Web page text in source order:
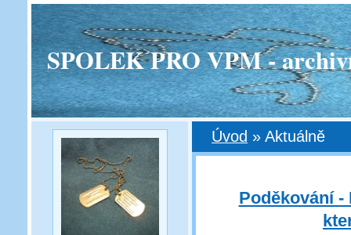
SPOLEK PRO VPM -
Úvod » Aktuálně
Poděkování -